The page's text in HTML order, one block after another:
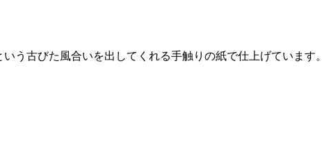
う古びた風合いを出してくれる手触りの紙で仕上げています。